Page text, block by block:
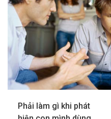
Phải làm gì khi phát